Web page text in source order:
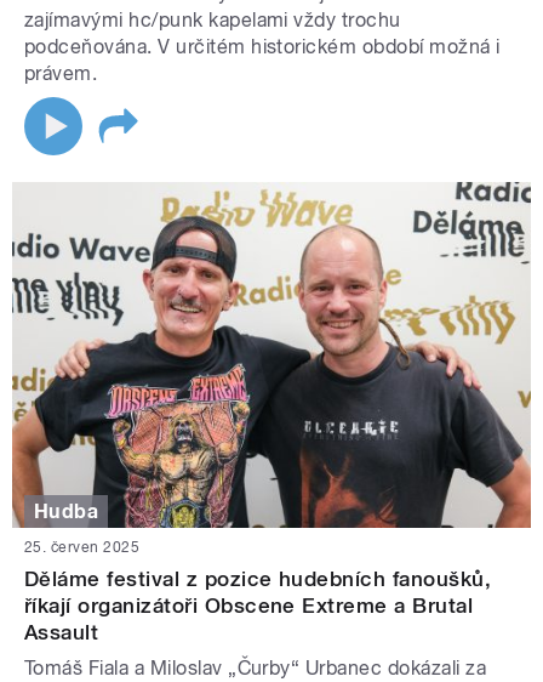
zajímavými hc/punk kapelami vždy trochu
podceňována. V určitém historickém období možná i
právem.
Hudba
25. červen 2025
Děláme festival z pozice hudebních fanoušků,
říkají organizátoři Obscene Extreme a Brutal
Assault
Tomáš Fiala a Miloslav „Čurby“ Urbanec dokázali za